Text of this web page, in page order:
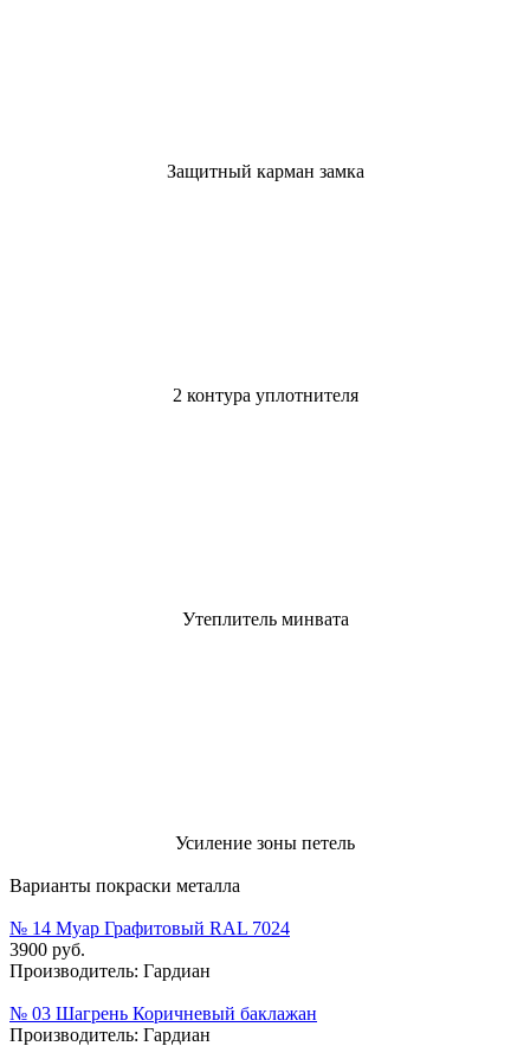
Защитный карман замка
2 контура уплотнителя
Утеплитель минвата
Усиление зоны петель
Варианты покраски металла
№ 14 Муар Графитовый RAL 7024
3900 руб.
Производитель: Гардиан
№ 03 Шагрень Коричневый баклажан
Производитель: Гардиан